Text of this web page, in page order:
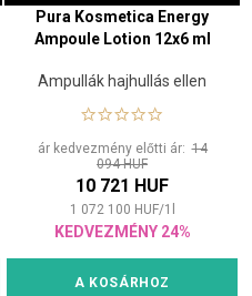
Pura Kosmetica Energy
Ampoule Lotion 12x6 ml
Ampullák hajhullás ellen
ár kedvezmény előtti ár:14
094 HUF
10 721 HUF
1 072 100 HUF/1
KEDVEZMÉNY 24%
A KOSÁRHOZ